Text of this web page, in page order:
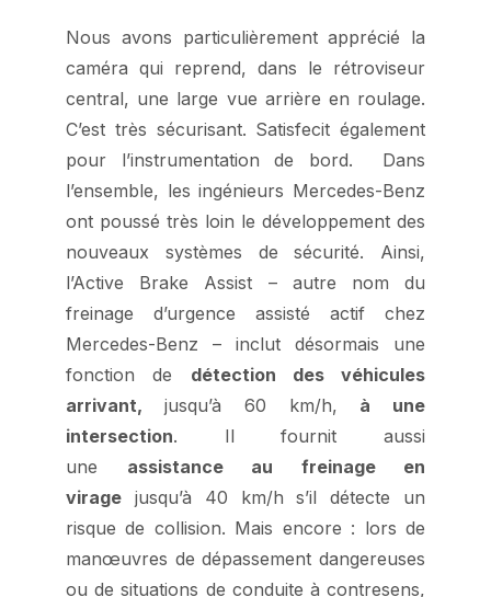
Nous avons particulièrement apprécié la
caméra qui reprend, dans le rétroviseur
central, une large vue arrière en roulage.
C’est très sécurisant. Satisfecit également
pour l’instrumentation de bord. Dans
l’ensemble, les ingénieurs Mercedes-Benz
ont poussé très loin le développement des
nouveaux systèmes de sécurité. Ainsi,
l’Active Brake Assist – autre nom du
freinage d’urgence assisté actif chez
Mercedes-Benz – inclut désormais une
fonction de détection des véhicules
arrivant, jusqu’à 60 km/h, à une
intersection. Il fournit aussi
une assistance au freinage en
virage jusqu’à 40 km/h s’il détecte un
risque de collision. Mais encore : lors de
manœuvres de dépassement dangereuses
ou de situations de conduite à contresens,